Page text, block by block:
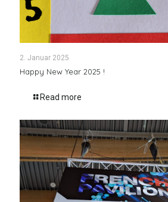
2. Januar 2025
Happy New Year 2025 !
Read more